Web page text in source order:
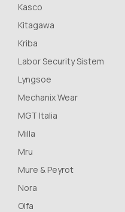
Kasco
Kitagawa
Kriba
Labor Security Sistem
Lyngsoe
Mechanix Wear
MGT Italia
Milla
Mru
Mure & Peyrot
Nora
Olfa